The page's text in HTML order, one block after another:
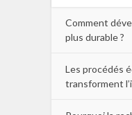
Comment
plus durable ?
Les procédés
transforment